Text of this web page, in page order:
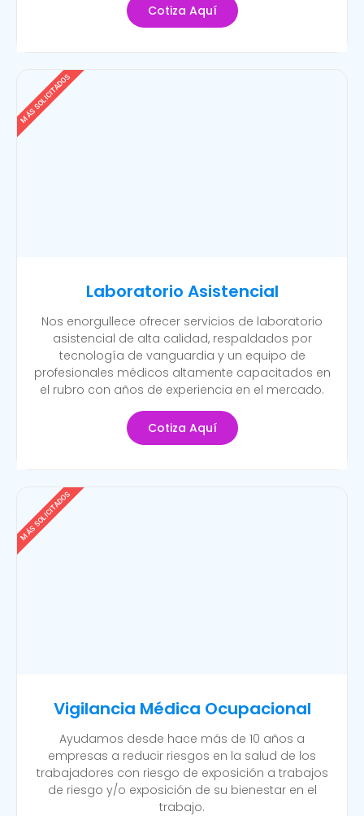
Cotiza Aquí
Laboratorio Asistencial
Nos enorgullece ofrecer servicios de laboratorio
asistencial de alta calidad, respaldados por
tecnología de vanguardia y un equipo de
profesionales médicos altamente capacitados en
el rubro con años de experiencia en el mercado.
Cotiza Aquí
MÁS SOLICITADOS
Vigilancia Médica Ocupacional
Ayudamos desde hace más de 10 años a
empresas a reducir riesgos en la salud de los
trabajadores con riesgo de exposición a trabajos
de riesgo y/o exposición de su bienestar en el
trabajo.
MÁS SOLICITADOS